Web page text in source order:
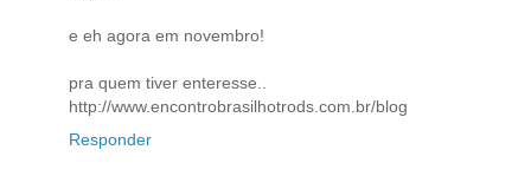
e eh agora em novembro!
pra quem tiver enteresse..
http://www.encontrobrasilhotrods.com.br/blog
Responder